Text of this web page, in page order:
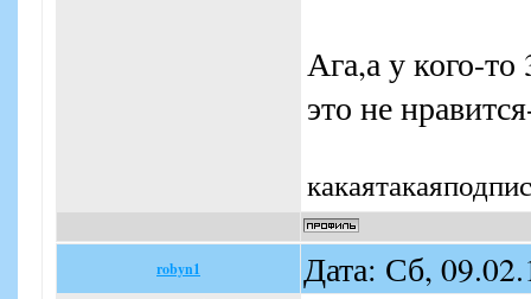
Ага,а у кого-
это не
robyn1 Дата: Сб,